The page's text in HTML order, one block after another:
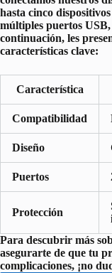
hasta cinco
múltiples puertos
continuación, les
características clave:
Característica
Compatibilidad
Diseño
Puertos
Protección
Para descubrir más
asegurarte de que tu
complicaciones, ¡no